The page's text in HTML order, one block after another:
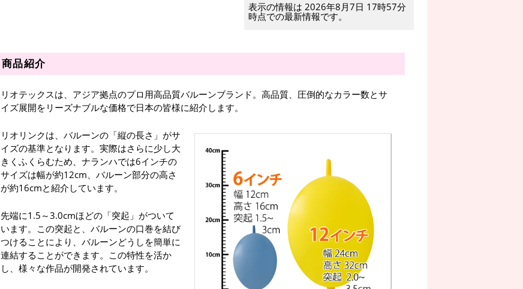
表示の情報は 2026年8月7日 17時57分
時点での最新情報です。
商品紹介
リオテックスは、アジア拠点のプロ用高品質バルーンブランド。高品質、圧倒的なカラー数とサ
イズ展開をリーズナブルな価格で日本の皆様に紹介します。
リオリンクは、バルーンの「縦の長さ」がサ
イズの基準となります。実際はさらに少し大
きくふくらむため、ナランハでは6インチの
サイズは幅が約12cm、バルーン部分の高さ
が約16cmと紹介しています。
先端に1.5～3.0cmほどの「突起」がついて
います。この突起と、バルーンの口巻を結び
つけることにより、バルーンどうしを簡単に
連結することができます。この特性を活か
し、様々な作品が開発されています。